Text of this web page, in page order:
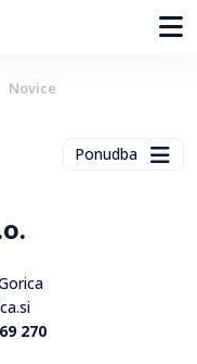
Novice
Ponudba
270